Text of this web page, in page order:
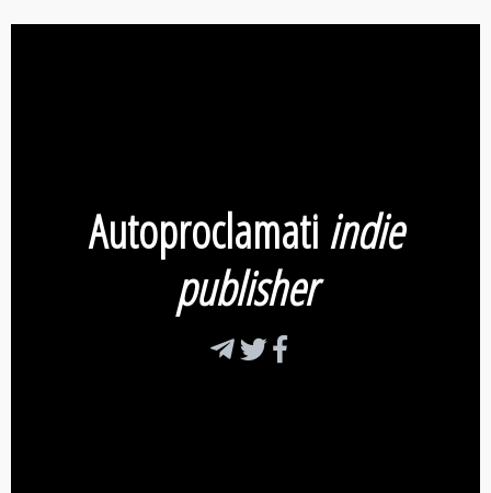
Autoproclamatiindie
publisher